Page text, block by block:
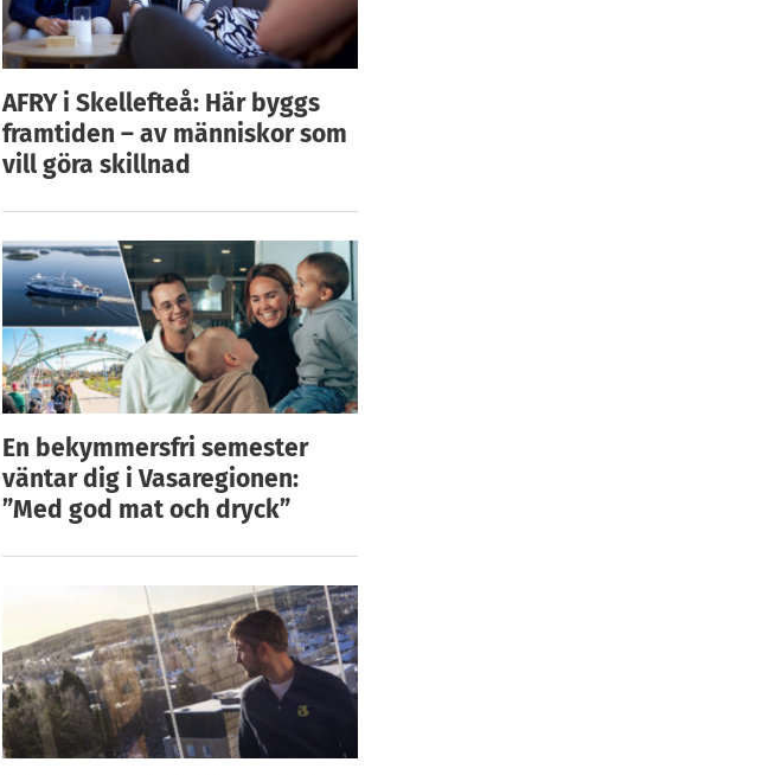
AFRY i Skellefteå: Här byggs
framtiden – av människor som
vill göra skillnad
En bekymmersfri semester
väntar dig i Vasaregionen:
”Med god mat och dryck”